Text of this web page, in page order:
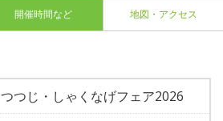
開催時間など 地図・アクセス
つつじ・しゃくなげフェア2026